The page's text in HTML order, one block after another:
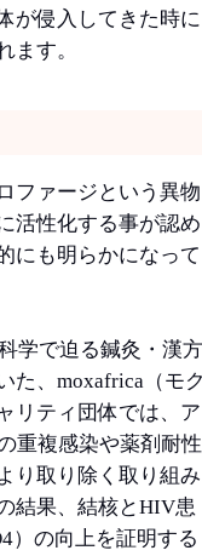
が侵入してきた時に
ます。
ファージという異物
活性化する事が認め
にも明らかになって
学で迫る鍼灸・漢
た、moxafrica（モ
リティ団体では、ア
重複感染や薬剤耐性
り取り除く取り組み
結果、結核とHIV患
）の向上を証明する